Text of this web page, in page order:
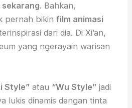
. Bahkan,
pernah bikinfilm animasi
dari dia. Di Xi’an,
yang ngerayain warisan
Style” atau “Wu Style” jadi
lukis dinamis dengan tinta